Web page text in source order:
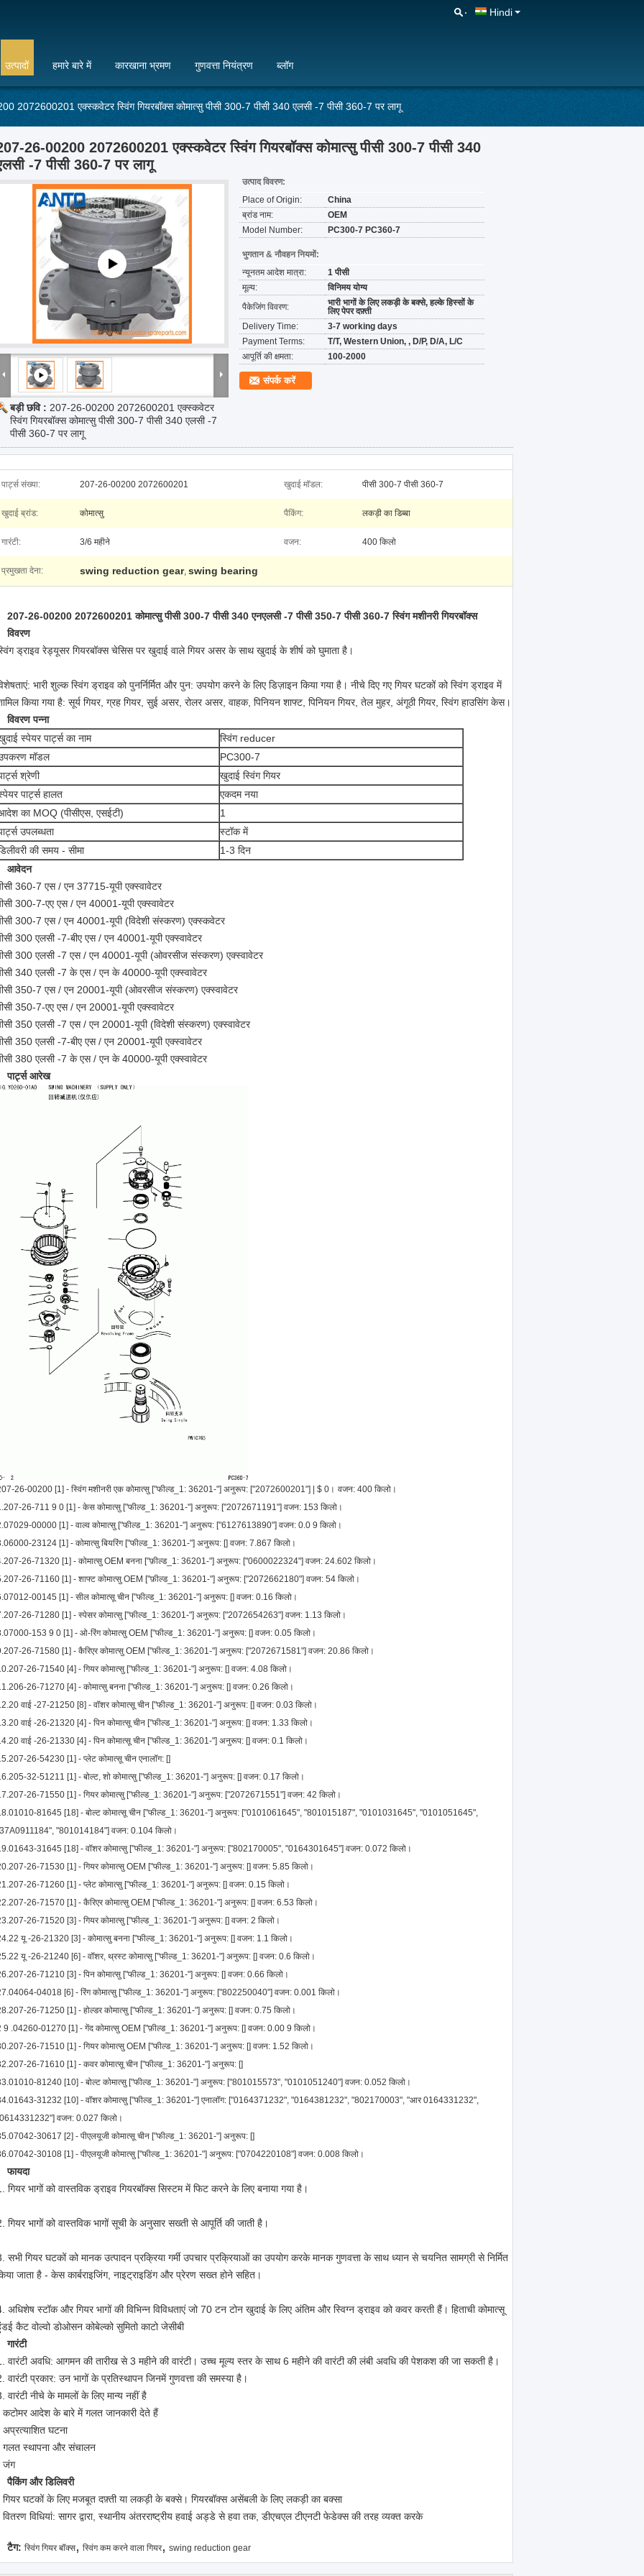
Hindi
उत्पादों हमारे बारे में कारखाना भ्रमण गुणवत्ता नियंत्रण ब्लॉग
2072600201 एक्स्कवेटर स्विंग गियरबॉक्स कोमात्सु पीसी 300-7 पीसी 340 एलसी -7 पीसी 360-7 पर लागू
26-00200 2072600201 एक्स्कवेटर स्विंग गियरबॉक्स कोमात्सु पीसी 300-7 पीसी 340
-7 पीसी 360-7 पर लागू
बड़ी छवि : 207-26-00200 2072600201 एक्स्कवेटर
स्विंग गियरबॉक्स कोमात्सु पीसी 300-7 पीसी 340 एलसी -7
पीसी 360-7 पर लागू
उत्पाद विवरण:
Place of Origin:
China
ब्रांड नाम:
OEM
Model Number:
PC300-7 PC360-7
भुगतान & नौवहन नियमों:
न्यूनतम आदेश मात्रा:
1 पीसी
मूल्य:
विनिमय योग्य
पैकेजिंग विवरण:
भारी भागों के लिए लकड़ी के बक्से, हल्के हिस्सों के
लिए पेपर दफ़्ती
Delivery Time:
3-7 working days
Payment Terms:
T/T, Western Union, , D/P, D/A, L/C
आपूर्ति की क्षमता:
100-2000
संपर्क करें
पार्ट्स संख्या: 207-26-00200 2072600201 खुदाई मॉडल: पीसी 300-7 पीसी 360-7
खुदाई ब्रांड: कोमात्सु पैकिंग: लकड़ी का डिब्बा
गारंटी: 3/6 महीने वजन: 400 किलो
प्रमुखता देना: swing reduction gear, swing bearing
207-26-00200 2072600201 कोमात्सु पीसी 300-7 पीसी 340 एनएलसी -7 पीसी 350-7 पीसी 360-7 स्विंग मशीनरी गियरबॉक्स
विवरण
ड्राइव रेड्यूसर गियरबॉक्स चेसिस पर खुदाई वाले गियर असर के साथ खुदाई के शीर्ष को घुमाता है।
भारी शुल्क स्विंग ड्राइव को पुनर्निर्मित और पुन: उपयोग करने के लिए डिज़ाइन किया गया है। नीचे दिए गए गियर घटकों को स्विंग ड्राइव में
किया गया है: सूर्य गियर, ग्रह गियर, सुई असर, रोलर असर, वाहक, पिनियन शाफ्ट, पिनियन गियर, तेल मुहर, अंगूठी गियर, स्विंग हाउसिंग केस।
विवरण पन्ना
स्पेयर पार्ट्स का नाम
स्विंग reducer
मॉडल
PC300-7
श्रेणी
खुदाई स्विंग गियर
पार्ट्स हालत
एकदम नया
का MOQ (पीसीएस, एसईटी)
1
उपलब्धता
स्टॉक में
की समय - सीमा
1-3 दिन
आवेदन
360-7 एस / एन 37715-यूपी एक्स्वावेटर
300-7-एए एस / एन 40001-यूपी एक्स्वावेटर
300-7 एस / एन 40001-यूपी (विदेशी संस्करण) एक्स्कवेटर
300 एलसी -7-बीए एस / एन 40001-यूपी एक्स्वावेटर
300 एलसी -7 एस / एन 40001-यूपी (ओवरसीज संस्करण) एक्स्वावेटर
340 एलसी -7 के एस / एन के 40000-यूपी एक्स्वावेटर
350-7 एस / एन 20001-यूपी (ओवरसीज संस्करण) एक्स्वावेटर
350-7-एए एस / एन 20001-यूपी एक्स्वावेटर
350 एलसी -7 एस / एन 20001-यूपी (विदेशी संस्करण) एक्स्वावेटर
350 एलसी -7-बीए एस / एन 20001-यूपी एक्स्वावेटर
380 एलसी -7 के एस / एन के 40000-यूपी एक्स्वावेटर
पार्ट्स आरेख
26-00200 [1] - स्विंग मशीनरी एक कोमात्सु ["फील्ड_1: 36201-"] अनुरूप: ["2072600201"] | $ 0। वजन: 400 किलो।
26-711 9 0 [1] - केस कोमात्सु ["फील्ड_1: 36201-"] अनुरूप: ["2072671191"] वजन: 153 किलो।
00000 [1] - वाल्व कोमात्सु ["फील्ड_1: 36201-"] अनुरूप: ["6127613890"] वजन: 0.0 9 किलो।
23124 [1] - कोमात्सु बियरिंग ["फील्ड_1: 36201-"] अनुरूप: [] वजन: 7.867 किलो।
26-71320 [1] - कोमात्सु OEM बनना ["फ़ील्ड_1: 36201-"] अनुरूप: ["0600022324"] वजन: 24.602 किलो।
26-71160 [1] - शाफ्ट कोमात्सु OEM ["फ़ील्ड_1: 36201-"] अनुरूप: ["2072662180"] वजन: 54 किलो।
00145 [1] - सील कोमात्सू चीन ["फील्ड_1: 36201-"] अनुरूप: [] वजन: 0.16 किलो।
26-71280 [1] - स्पेसर कोमात्सु ["फील्ड_1: 36201-"] अनुरूप: ["2072654263"] वजन: 1.13 किलो।
153 9 0 [1] - ओ-रिंग कोमात्सु OEM ["फील्ड_1: 36201-"] अनुरूप: [] वजन: 0.05 किलो।
26-71580 [1] - कैरिएर कोमात्सु OEM ["फील्ड_1: 36201-"] अनुरूप: ["2072671581"] वजन: 20.86 किलो।
26-71540 [4] - गियर कोमात्सु ["फील्ड_1: 36201-"] अनुरूप: [] वजन: 4.08 किलो।
26-71270 [4] - कोमात्सु बनना ["फील्ड_1: 36201-"] अनुरूप: [] वजन: 0.26 किलो।
वाई -27-21250 [8] - वॉशर कोमात्सू चीन ["फील्ड_1: 36201-"] अनुरूप: [] वजन: 0.03 किलो।
वाई -26-21320 [4] - पिन कोमात्सू चीन ["फील्ड_1: 36201-"] अनुरूप: [] वजन: 1.33 किलो।
वाई -26-21330 [4] - पिन कोमात्सू चीन ["फील्ड_1: 36201-"] अनुरूप: [] वजन: 0.1 किलो।
26-54230 [1] - प्लेट कोमात्सू चीन एनालॉग: []
32-51211 [1] - बोल्ट, शो कोमात्सु ["फील्ड_1: 36201-"] अनुरूप: [] वजन: 0.17 किलो।
26-71550 [1] - गियर कोमात्सु ["फील्ड_1: 36201-"] अनुरूप: ["2072671551"] वजन: 42 किलो।
81645 [18] - बोल्ट कोमात्सू चीन ["फील्ड_1: 36201-"] अनुरूप: ["0101061645", "801015187", "0101031645", "0101051645",
"801014184"] वजन: 0.104 किलो।
31645 [18] - वॉशर कोमात्सु ["फील्ड_1: 36201-"] अनुरूप: ["802170005", "0164301645"] वजन: 0.072 किलो।
26-71530 [1] - गियर कोमात्सु OEM ["फील्ड_1: 36201-"] अनुरूप: [] वजन: 5.85 किलो।
26-71260 [1] - प्लेट कोमात्सु ["फील्ड_1: 36201-"] अनुरूप: [] वजन: 0.15 किलो।
26-71570 [1] - कैरिएर कोमात्सु OEM ["फील्ड_1: 36201-"] अनुरूप: [] वजन: 6.53 किलो।
26-71520 [3] - गियर कोमात्सु ["फील्ड_1: 36201-"] अनुरूप: [] वजन: 2 किलो।
यू -26-21320 [3] - कोमात्सु बनना ["फील्ड_1: 36201-"] अनुरूप: [] वजन: 1.1 किलो।
यू -26-21240 [6] - वॉशर, थ्रस्ट कोमात्सु ["फील्ड_1: 36201-"] अनुरूप: [] वजन: 0.6 किलो।
26-71210 [3] - पिन कोमात्सु ["फील्ड_1: 36201-"] अनुरूप: [] वजन: 0.66 किलो।
04018 [6] - रिंग कोमात्सु ["फील्ड_1: 36201-"] अनुरूप: ["802250040"] वजन: 0.001 किलो।
26-71250 [1] - होल्डर कोमात्सु ["फील्ड_1: 36201-"] अनुरूप: [] वजन: 0.75 किलो।
9 .04260-01270 [1] - गेंद कोमात्सु OEM ["फ़ील्ड_1: 36201-"] अनुरूप: [] वजन: 0.00 9 किलो।
26-71510 [1] - गियर कोमात्सु OEM ["फील्ड_1: 36201-"] अनुरूप: [] वजन: 1.52 किलो।
26-71610 [1] - कवर कोमात्सू चीन ["फील्ड_1: 36201-"] अनुरूप: []
81240 [10] - बोल्ट कोमात्सु ["फील्ड_1: 36201-"] अनुरूप: ["801015573", "0101051240"] वजन: 0.052 किलो।
31232 [10] - वॉशर कोमात्सु ["फील्ड_1: 36201-"] एनालॉग: ["0164371232", "0164381232", "802170003", "आर 0164331232",
वजन: 0.027 किलो।
30617 [2] - पीएलयूजी कोमात्सू चीन ["फील्ड_1: 36201-"] अनुरूप: []
30108 [1] - पीएलयूजी कोमात्सु ["फील्ड_1: 36201-"] अनुरूप: ["0704220108"] वजन: 0.008 किलो।
फायदा
गियर भागों को वास्तविक ड्राइव गियरबॉक्स सिस्टम में फिट करने के लिए बनाया गया है।
गियर भागों को वास्तविक भागों सूची के अनुसार सख्ती से आपूर्ति की जाती है।
सभी गियर घटकों को मानक उत्पादन प्रक्रिया गर्मी उपचार प्रक्रियाओं का उपयोग करके मानक गुणवत्ता के साथ ध्यान से चयनित सामग्री से निर्मित
जाता है - केस कार्बराइजिंग, नाइट्राइडिंग और प्रेरण सख्त होने सहित।
अधिशेष स्टॉक और गियर भागों की विभिन्न विविधताएं जो 70 टन टोन खुदाई के लिए अंतिम और स्विग्न ड्राइव को कवर करती हैं। हिताची कोमात्सू
कैट वोल्वो डोओसन कोबेल्को सुमितो काटो जेसीबी
गारंटी
वारंटी अवधि: आगमन की तारीख से 3 महीने की वारंटी। उच्च मूल्य स्तर के साथ 6 महीने की वारंटी की लंबी अवधि की पेशकश की जा सकती है।
वारंटी प्रकार: उन भागों के प्रतिस्थापन जिनमें गुणवत्ता की समस्या है।
वारंटी नीचे के मामलों के लिए मान्य नहीं है
कटोमर आदेश के बारे में गलत जानकारी देते हैं
अप्रत्याशित घटना
गलत स्थापना और संचालन
जंग
पैकिंग और डिलिवरी
गियर घटकों के लिए मजबूत दफ़्ती या लकड़ी के बक्से। गियरबॉक्स असेंबली के लिए लकड़ी का बक्सा
वितरण विधियां: सागर द्वारा, स्थानीय अंतरराष्ट्रीय हवाई अड्डे से हवा तक, डीएचएल टीएनटी फेडेक्स की तरह व्यक्त करके
टैग: स्विंग गियर बॉक्स, स्विंग कम करने वाला गियर, swing reduction gear